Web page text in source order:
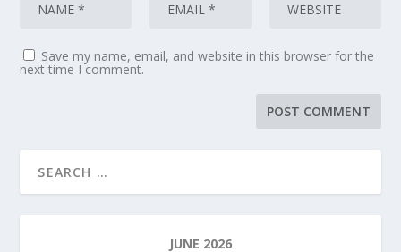
Save my name, email, and website in this browser for the
next time I comment.
JUNE 2026